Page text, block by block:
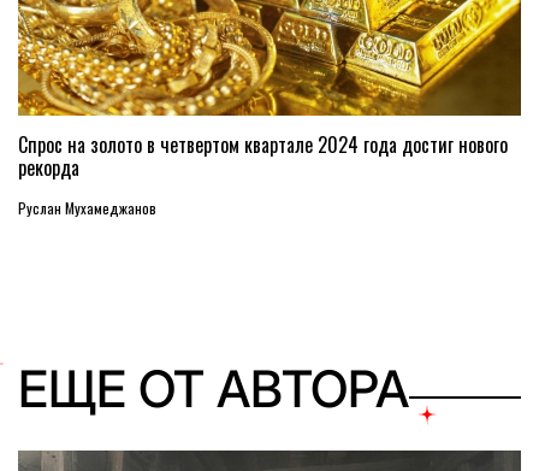
Спрос на золото в четвертом квартале 2024 года достиг нового
рекорда
Руслан Мухамеджанов
ЕЩЕ ОТ АВТОРА